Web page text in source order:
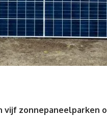
vijf zonnepaneelparken